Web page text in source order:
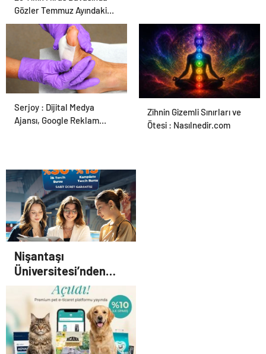
Gözler Temmuz Ayındaki
Karar Duruşmasına Çevrildi
Ortopodoloji İle Diyabetik
Ayak Yarası Tedavisi
Zihnin Gizemli Sınırları ve
Ötesi : Nasılnedir.com
Serjoy : Dijital Medya
Ajansı, Google Reklam
Nişantaşı
Üniversitesi’nden
2026 YKS Adaylarına
Çifte Güvence: Sabit
Ücret ve Kesintisiz
Burs